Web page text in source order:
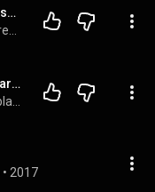
Ayuda, ¡tengo un hijo adolescente! | Antonio Ríos, médico psicoterapeuta
HABLANDO HUEVADAS - Cuarta Temporada [JORGE Y SUS 8 MILLONES DE SOLES]
• 2017